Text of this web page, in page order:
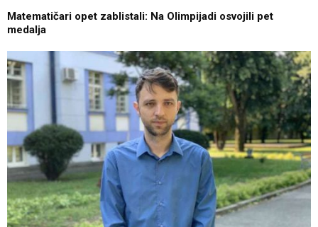
Matematičari opet zablistali: Na Olimpijadi osvojili pet
medalja